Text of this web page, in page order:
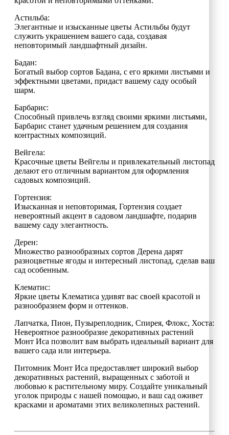
Астильба:
Элегантные и изысканные цветы Астильбы будут
служить украшением вашего сада, создавая
неповторимый ландшафтный дизайн.
Бадан:
Богатый выбор сортов Бадана, с его яркими листьями и
эффектными цветами, придаст вашему саду особый
шарм.
Барбарис:
Способный привлечь взгляд своими яркими листьями,
Барбарис станет удачным решением для создания
контрастных композиций.
Вейгела:
Красочные цветы Вейгелы и привлекательный листопад
делают его отличным вариантом для оформления
садовых композиций.
Гортензия:
Изысканная и неповторимая, Гортензия создает
невероятный акцент в садовом ландшафте, подарив
вашему саду элегантность.
Дерен:
Множество разнообразных сортов Дерена дарят
разноцветные ягоды и интересный листопад, сделав ваш
сад особенным.
Клематис:
Яркие цветы Клематиса удивят вас своей красотой и
разнообразием форм и оттенков.
Лапчатка, Пион, Пузыреплодник, Спирея, Флокс, Хоста:
Невероятное разнообразие декоративных растений
Монт Иса позволит вам выбрать идеальный вариант для
вашего сада или интерьера.
Питомник Монт Иса предоставляет широкий выбор
декоративных растений, выращенных с заботой и
любовью к растительному миру. Создайте уникальный
уголок природы с нашей помощью, и ваш сад оживет
красками и ароматами этих великолепных растений.